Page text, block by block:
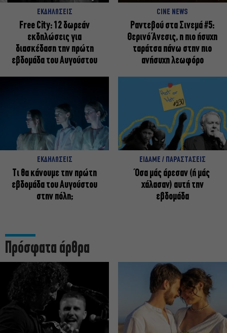
ΕΚΔΗΛΩΣΕΙΣ
Free City: 12 δωρεάν
εκδηλώσεις για
διασκέδαση την πρώτη
εβδομάδα του Αυγούστου
CINE NEWS
Ραντεβού στα Σινεμά #5:
Θερινό Άνεσις, η πιο ήσυχη
ταράτσα πάνω στην πιο
ανήσυχη λεωφόρο
ΕΚΔΗΛΩΣΕΙΣ
Τι θα κάνουμε την πρώτη
εβδομάδα του Αυγούστου
στην πόλη;
ΕΙΔΑΜΕ / ΠΑΡΑΣΤΑΣΕΙΣ
Όσα μάς άρεσαν (ή μάς
χάλασαν) αυτή την
εβδομάδα
Πρόσφατα άρθρα